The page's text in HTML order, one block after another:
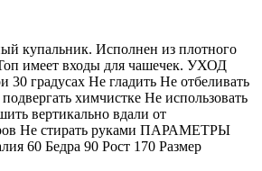
купальник. Исполнен из плотного
имеет входы для чашечек. УХОД
30 градусах Не гладить Не отбеливать
химчистке Не использовать
вертикально вдали от
Не стирать руками ПАРАМЕТРЫ
60 Бедра 90 Рост 170 Размер